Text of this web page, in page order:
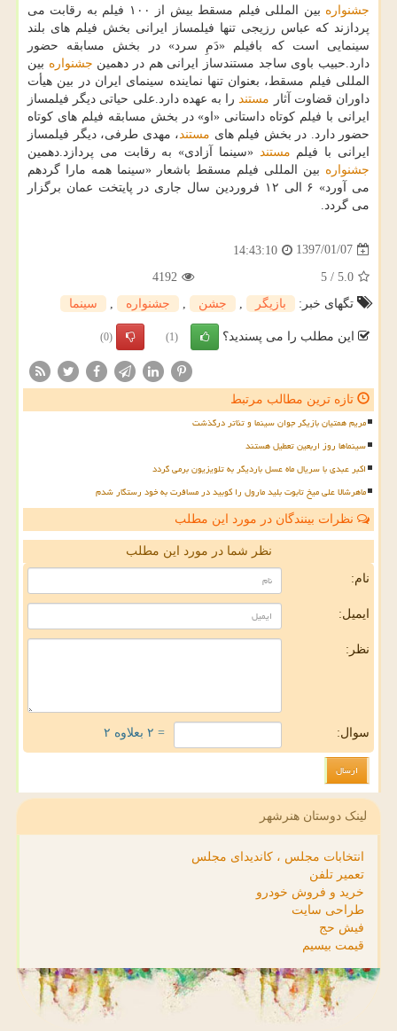
جشنواره
بین المللی فیلم مسقط بیش از ۱۰۰ فیلم به رقابت می
پردازند كه عباس رزیجی تنها فیلمساز ایرانی بخش فیلم های بلند
سینمایی است كه بافیلم «دَمِ سرد» در بخش مسابقه حضور
دارد.حبیب باوی ساجد مستندساز ایرانی هم در دهمین جشنواره بین
المللی فیلم مسقط، بعنوان تنها نماینده سینمای ایران در بین هیأت
داوران قضاوت آثار مستندرا به عهده دارد.علی حیاتی دیگر فیلمساز
ایرانی با فیلم كوتاه داستانی «او» در بخش مسابقه فیلم های كوتاه
حضور دارد. در بخش فیلم های مستند، مهدی طرفی، دیگر فیلمساز
ایرانی با فیلم مستند «سینما آزادی» به رقابت می پردازد.دهمین
جشنواره بین المللی فیلم مسقط باشعار «سینما همه مارا گردهم
می آورد» ۶ الی ۱۲ فروردین سال جاری در پایتخت عمان برگزار
می گردد.
1397/01/07
14:43:10
5.0
/
5
4192
تگهای خبر:
بازیگر جشن جشنواره سینما
این مطلب را می پسندید؟ (1)
(0)
تازه ترین مطالب مرتبط
مریم همتیان بازیگر جوان سینما و تئاتر درگذشت
سینماها روز اربعین تعطیل هستند
اکبر عبدی با سریال ماه عسل باردیگر به تلویزیون برمی گردد
ماهرشالا علی میخ تابوت بلید مارول را کوبید در مسافرت به خود رستگار شدم
نظرات بینندگان در مورد این مطلب
نظر شما در مورد این مطلب
نام:
ایمیل:
نظر:
سوال: = ۲ بعلاوه ۲
لینک دوستان هنرشهر
انتخابات مجلس ، کاندیدای مجلس
تعمیر تلفن
خرید و فروش خودرو
طراحی سایت
فیش حج
قیمت بیسیم